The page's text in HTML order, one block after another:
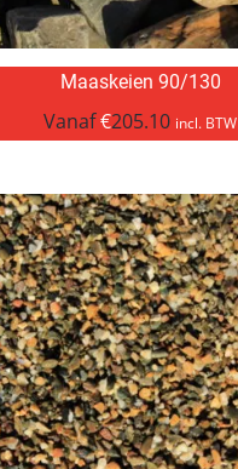
Maaskeien 90/130
Vanaf€205.10 incl. BTW